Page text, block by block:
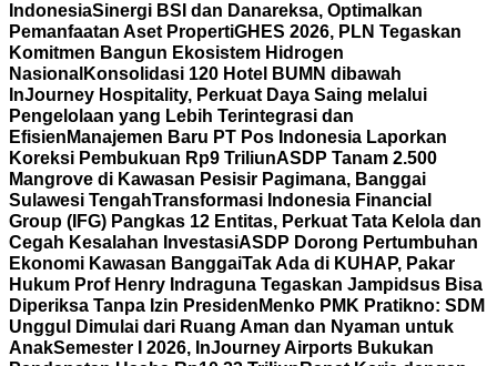
IndonesiaSinergi BSI dan Danareksa, Optimalkan
Pemanfaatan Aset PropertiGHES 2026, PLN Tegaskan
Komitmen Bangun Ekosistem Hidrogen
Nasional Konsolidasi 120 Hotel BUMN dibawah
InJourney Hospitality, Perkuat Daya Saing melalui
Pengelolaan yang Lebih Terintegrasi dan
Efisien Manajemen Baru PT Pos Indonesia Laporkan
Koreksi Pembukuan Rp9 TriliunASDP Tanam 2.500
Mangrove di Kawasan Pesisir Pagimana, Banggai
Sulawesi TengahTransformasi Indonesia Financial
Group (IFG) Pangkas 12 Entitas, Perkuat Tata Kelola dan
Cegah Kesalahan InvestasiASDP Dorong Pertumbuhan
Ekonomi Kawasan BanggaiTak Ada di KUHAP, Pakar
Hukum Prof Henry Indraguna Tegaskan Jampidsus Bisa
Diperiksa Tanpa Izin Presiden Menko PMK Pratikno: SDM
Unggul Dimulai dari Ruang Aman dan Nyaman untuk
AnakSemester I 2026, InJourney Airports Bukukan